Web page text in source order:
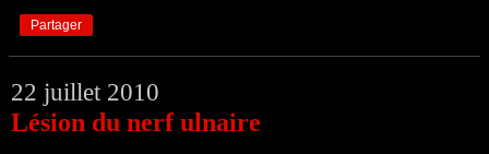
Partager
22 juillet 2010
Lésion du nerf ulnaire